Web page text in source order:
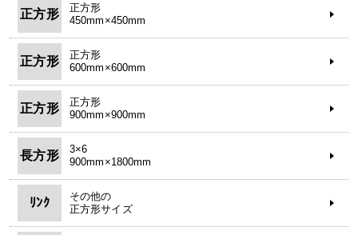
正方形
正方形
450mm×450mm
正方形
正方形
600mm×600mm
正方形
正方形
900mm×900mm
長方形
3×6
900mm×1800mm
ﾘﾝｸ
その他の
正方形サイズ